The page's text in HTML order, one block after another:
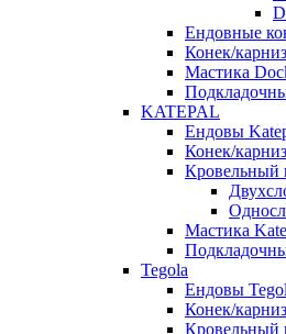
Ендовные
Конек/
Мастика
KATEPAL
Ендовы
Конек/
Кровельный
Мастика
Tegola
Ендовы
Конек/
Кровельный